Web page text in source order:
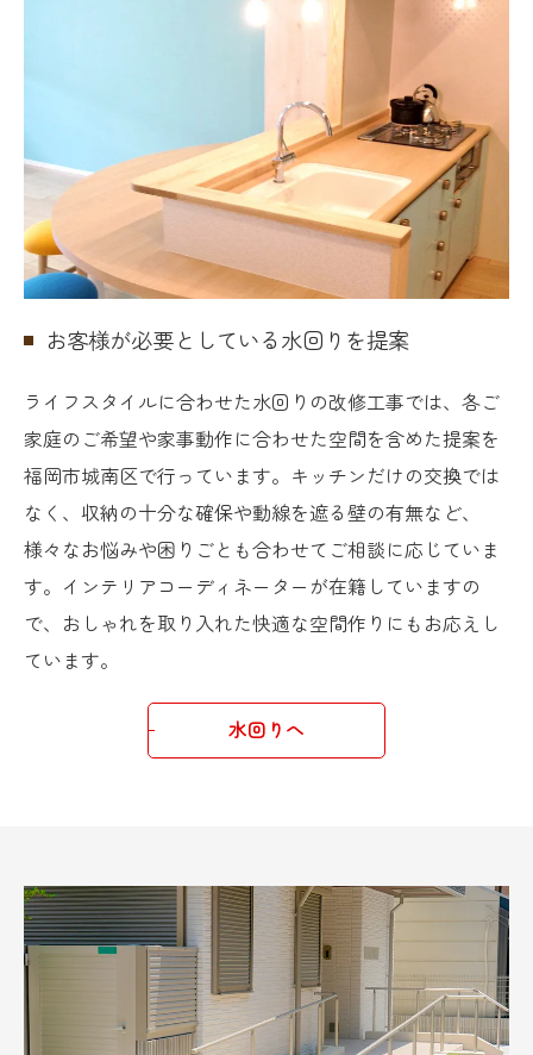
お客様が必要としている水回りを提案
ライフスタイルに合わせた水回りの改修工事では、各ご
家庭のご希望や家事動作に合わせた空間を含めた提案を
福岡市城南区で行っています。キッチンだけの交換では
なく、収納の十分な確保や動線を遮る壁の有無など、
様々なお悩みや困りごとも合わせてご相談に応じていま
す。インテリアコーディネーターが在籍していますの
で、おしゃれを取り入れた快適な空間作りにもお応えし
ています。
水回りへ